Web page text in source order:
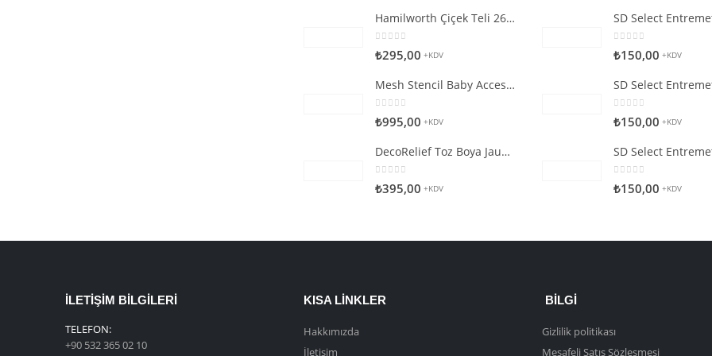
Hamilworth Çiçek Teli 26g Beyaz
₺295,00 +KDV
Mesh Stencil Baby Accessories
₺995,00 +KDV
DecoRelief Toz Boya Jauna Citron
₺395,00 +KDV
₺150,00 +KDV
₺150,00 +KDV
₺150,00 +KDV
İLETIŞIM BILGILERI
TELEFON:
+90 532 365 02 10
KISA LINKLER
Hakkımızda
İletişim
BILGI
Gizlilik politikası
Mesafeli Satış Sözleşmesi